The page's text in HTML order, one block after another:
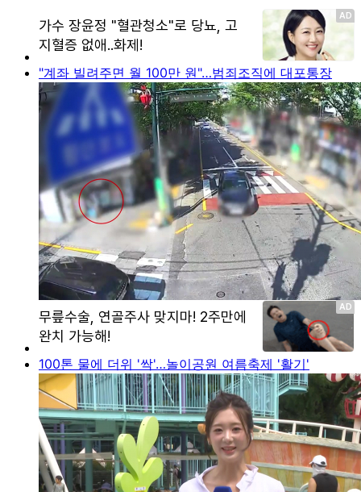
"계좌 빌려주면 월 100만 원"…범죄조직에 대포통장
100톤 물에 더위 '싹'…놀이공원 여름축제 '활기'